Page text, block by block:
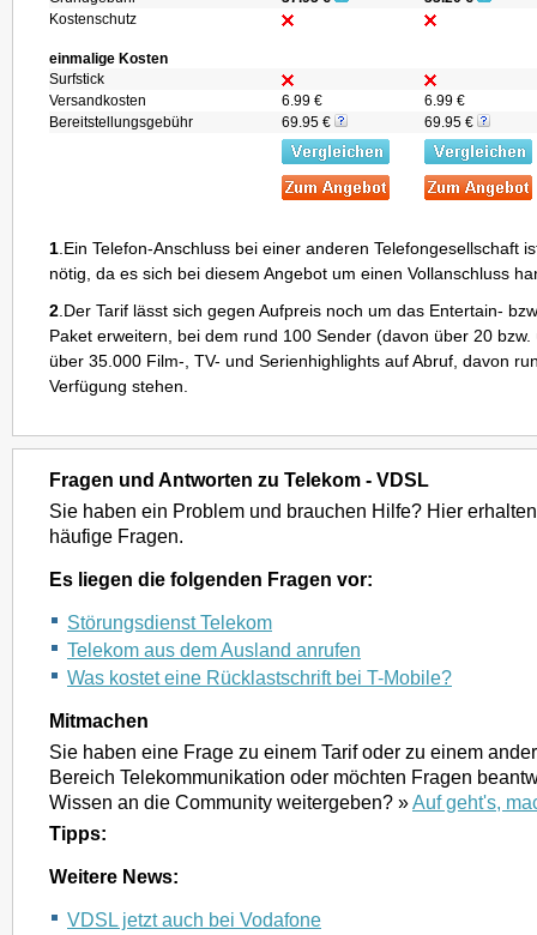
Kostenschutz
einmalige Kosten
Surfstick
Versandkosten
6.99 €
6.99 €
Bereitstellungsgebühr
69.95 € 69.95 €
1.Ein Telefon-Anschluss bei einer anderen Telefongesellschaft
nötig, da es sich bei diesem Angebot um einen Vollanschluss
2.Der Tarif lässt sich gegen Aufpreis noch um das Entertain-
Paket erweitern, bei dem rund 100 Sender (davon über 20
über 35.000 Film-, TV- und Serienhighlights auf Abruf, davon
Verfügung stehen.
Fragen und Antworten zu Telekom - VDSL
Sie haben ein Problem und brauchen Hilfe? Hier
häufige Fragen.
Es liegen die folgenden Fragen vor:
Störungsdienst Telekom
Telekom aus dem Ausland anrufen
Was kostet eine Rücklastschrift bei T-Mobile?
Mitmachen
Sie haben eine Frage zu einem Tarif oder zu einem
Bereich Telekommunikation oder möchten Fragen
Wissen an die Community weitergeben? »Auf geht's,
Tipps:
Weitere News:
VDSL jetzt auch bei Vodafone